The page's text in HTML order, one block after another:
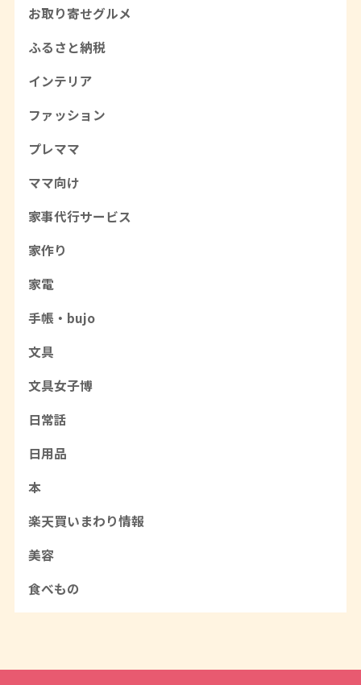
お取り寄せグルメ
ふるさと納税
インテリア
ファッション
プレママ
ママ向け
家事代行サービス
家作り
家電
手帳・bujo
文具
文具女子博
日常話
日用品
本
楽天買いまわり情報
美容
食べもの